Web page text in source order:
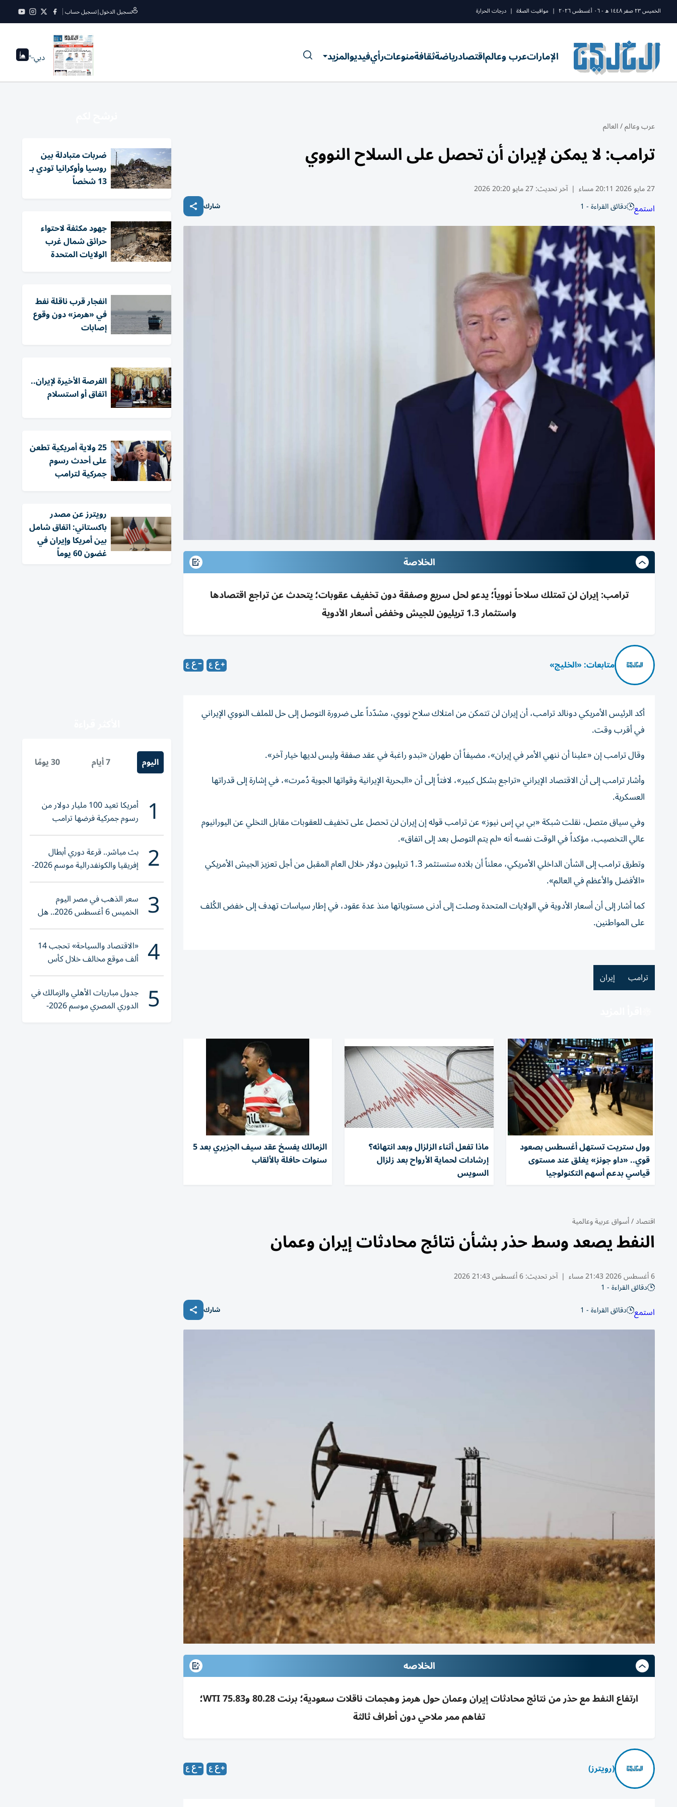
الخميس ٢٣ صفر ١٤٤٨ ه - ٠٦ أغسطس ٢٠٢٦ | مواقيت الصلاة | درجات الحرارة تسجيل الدخول|تسجيل حساب
الإماراتعرب وعالماقتصادرياضةثقافةمنوعاترأيفيديوالمزيد دبي--°
عرب وعالم/العالم
ترامب: لا يمكن لإيران أن تحصل على السلاح النووي
27 مايو 2026 20:11 مساء | آخر تحديث:27 مايو 20:20 2026
استمع دقائق القراءة - 1 شارك
الخلاصة
ترامب: إيران لن تمتلك سلاحاً نووياً؛ يدعو لحل سريع وصفقة دون تخفيف عقوبات؛ يتحدث عن تراجع اقتصادها
واستثمار 1.3 تريليون للجيش وخفض أسعار الأدوية
متابعات: «الخليج»
أكد الرئيس الأمريكي دونالد ترامب، أن إيران لن تتمكن من امتلاك سلاح نووي، مشدّداً على ضرورة التوصل إلى حل للملف النووي الإيراني
في أقرب وقت.
وقال ترامب إن «علينا أن ننهي الأمر في إيران»، مضيفاً أن طهران «تبدو راغبة في عقد صفقة وليس لديها خيار آخر».
وأشار ترامب إلى أن الاقتصاد الإيراني «تراجع بشكل كبير»، لافتاً إلى أن «البحرية الإيرانية وقواتها الجوية دُمرت»، في إشارة إلى قدراتها
العسكرية.
وفي سياق متصل، نقلت شبكة «بي بي إس نيوز» عن ترامب قوله إن إيران لن تحصل على تخفيف للعقوبات مقابل التخلي عن اليورانيوم
عالي التخصيب، مؤكداً في الوقت نفسه أنه «لم يتم التوصل بعد إلى اتفاق».
وتطرق ترامب إلى الشأن الداخلي الأمريكي، معلناً أن بلاده ستستثمر 1.3 تريليون دولار خلال العام المقبل من أجل تعزيز الجيش الأمريكي
«الأفضل والأعظم في العالم».
كما أشار إلى أن أسعار الأدوية في الولايات المتحدة وصلت إلى أدنى مستوياتها منذ عدة عقود، في إطار سياسات تهدف إلى خفض الكُلف
على المواطنين.
ترامب إيران
وول ستريت تستهل أغسطس بصعود
قوي.. «داو جونز» يغلق عند مستوى
قياسي بدعم أسهم التكنولوجيا
ماذا تفعل أثناء الزلزال وبعد انتهائه؟
إرشادات لحماية الأرواح بعد زلزال
السويس
الزمالك يفسخ عقد سيف الجزيري بعد 5
سنوات حافلة بالألقاب
اقتصاد/أسواق عربية وعالمية
النفط يصعد وسط حذر بشأن نتائج محادثات إيران وعمان
6 أغسطس 2026 21:43 مساء | آخر تحديث:6 أغسطس 21:43 2026
دقائق القراءة - 1
استمع دقائق القراءة - 1 شارك
الخلاصه
ارتفاع النفط مع حذر من نتائج محادثات إيران وعمان حول هرمز وهجمات ناقلات سعودية؛ برنت 80.28 وWTI 75.83؛
تفاهم ممر ملاحي دون أطراف ثالثة
(رويترز)
ضربات متبادلة بين
روسيا وأوكرانيا تودي بـ
13 شخصاً
جهود مكثفة لاحتواء
حرائق شمال غرب
الولايات المتحدة
انفجار قرب ناقلة نفط
في «هرمز» دون وقوع
إصابات
الفرصة الأخيرة لإيران..
اتفاق أو استسلام
25 ولاية أمريكية تطعن
على أحدث رسوم
جمركية لترامب
‏رويترز عن مصدر
باكستاني: اتفاق شامل
بين أمريكا وإيران في
غضون 60 يوماً
اليوم 7 أيام 30 يومًا
1 أمريكا تعيد 100 مليار دولار من
رسوم جمركية فرضها ترامب
2 بث مباشر.. قرعة دوري أبطال
إفريقيا والكونفدرالية موسم 2026-
2027
3 سعر الذهب في مصر اليوم
الخميس 6 أغسطس 2026.. هل
تنوي الشراء؟
4 «الاقتصاد والسياحة» تحجب 14
ألف موقع مخالف خلال كأس
العالم 2026
5 جدول مباريات الأهلي والزمالك في
الدوري المصري موسم 2026-